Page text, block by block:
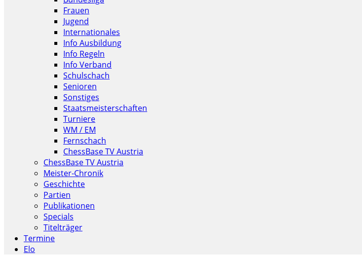
Frauen
Jugend
Internationales
Info Ausbildung
Info Regeln
Info Verband
Schulschach
Senioren
Sonstiges
Staatsmeisterschaften
Turniere
WM / EM
Fernschach
ChessBase TV Austria
ChessBase TV Austria
Meister-Chronik
Geschichte
Partien
Publikationen
Specials
Titelträger
Termine
Elo